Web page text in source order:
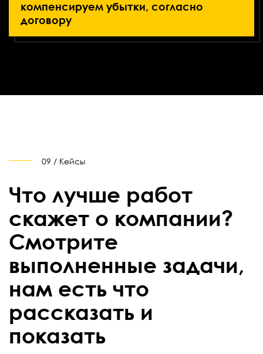
компенсируем убытки, согласно
договору
09 / Кейсы
Что лучше работ
скажет о компании?
Смотрите
выполненные задачи,
нам есть что
рассказать и
показать